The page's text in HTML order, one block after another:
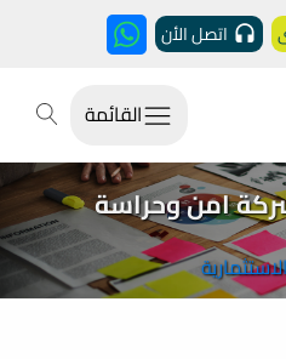
اتصل الأن
القائمة
امن وحراسة